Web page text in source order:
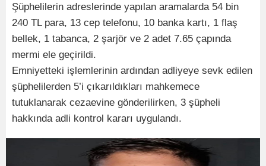
Şüphelilerin adreslerinde yapılan aramalarda 54 bin
240 TL para, 13 cep telefonu, 10 banka kartı, 1 flaş
bellek, 1 tabanca, 2 şarjör ve 2 adet 7.65 çapında
mermi ele geçirildi.
Emniyetteki işlemlerinin ardından adliyeye sevk edilen
şüphelilerden 5’i çıkarıldıkları mahkemece
tutuklanarak cezaevine gönderilirken, 3 şüpheli
hakkında adli kontrol kararı uygulandı.